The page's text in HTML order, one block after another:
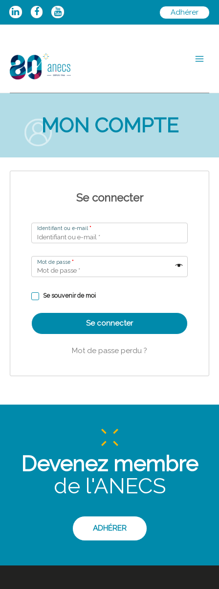
Aller
Adhérer
MON COMPTE
Se connecter
Identifiant ou e-mail *
Mot de passe *
Se souvenir de moi
Se connecter
Mot de passe perdu ?
Devenez membre
de l'ANECS
ADHÉRER